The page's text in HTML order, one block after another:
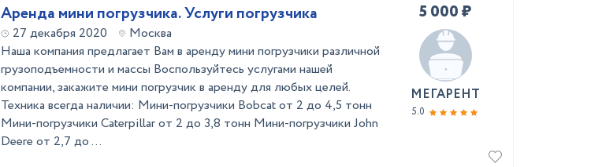
Аренда мини погрузчика. Услуги погрузчика
27 декабря 2020
Москва
Наша компания предлагает Вам в аренду мини погрузчики различной
грузоподъемности и массы Воспользуйтесь услугами нашей
компании, закажите мини погрузчик в аренду для любых целей.
Техника всегда наличии: Мини-погрузчики Bobcat от 2 до 4,5 тонн
Мини-погрузчики Caterpillar от 2 до 3,8 тонн Мини-погрузчики John
Deere от 2,7 до ...
5 000 ₽
МЕГАРЕНТ
5.0